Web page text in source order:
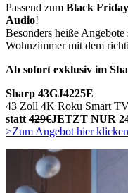
Passend zum Black Friday
Audio!
Besonders heiße
Wohnzimmer mit dem
Ab sofort exklusiv im
Sharp 43GJ4225E
43 Zoll 4K Roku Smart
statt 429€JETZT NUR
>Zum Angebot hier